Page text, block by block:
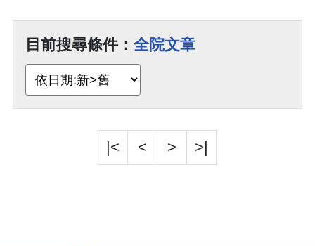
目前搜尋條件： 全院文章
|< < > >|